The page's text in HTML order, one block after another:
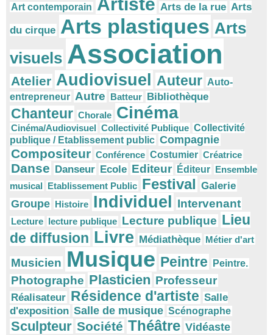
Art contemporain Artiste Arts de la rue Arts
du cirque Arts plastiques Arts
visuels Association
Atelier Audiovisuel Auteur Auto-
entrepreneur Autre Batteur Bibliothèque
Chanteur Chorale Cinéma
Cinéma/Audiovisuel Collectivité Publique Collectivité
publique / Etablissement public Compagnie
Compositeur Conférence Costumier Créatrice
Danse Danseur Ecole Editeur Éditeur Ensemble
musical Etablissement Public Festival Galerie
Groupe Histoire Individuel Intervenant
Lecture lecture publique Lecture publique Lieu
de diffusion Livre Médiathèque Métier d'art
Musicien Musique Peintre Peintre.
Photographe Plasticien Professeur
Réalisateur Résidence d'artiste Salle
d'exposition Salle de musique Scénographe
Sculpteur Société Théâtre Vidéaste